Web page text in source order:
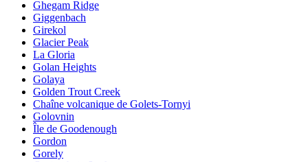
Ghegam Ridge
Giggenbach
Girekol
Glacier Peak
La Gloria
Golan Heights
Golaya
Golden Trout Creek
Chaîne volcanique de Golets-Tornyi
Golovnin
Île de Goodenough
Gordon
Gorely